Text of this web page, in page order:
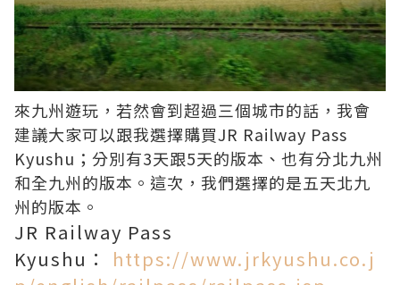
來九州遊玩，若然會到超過三個城市的話，我會
建議大家可以跟我選擇購買JR Railway Pass
Kyushu；分別有3天跟5天的版本、也有分北九州
和全九州的版本。這次，我們選擇的是五天北九
州的版本。
JR Railway Pass
Kyushu： https://www.jrkyushu.co.j